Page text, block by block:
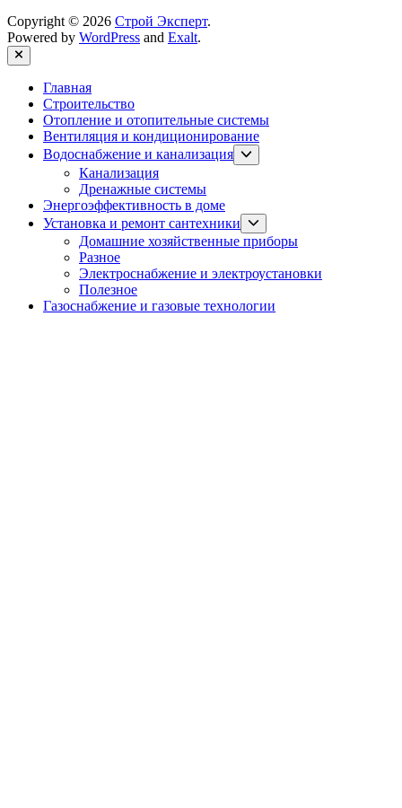
Copyright © 2026 Строй Эксперт.
Powered by WordPress and Exalt.
Close
Главная
Строительство
Отопление и отопительные системы
Вентиляция и кондиционирование
Водоснабжение и канализация
Show
sub
Канализация
Дренажные системы
Энергоэффективность в доме
Установка и ремонт сантехники
sub
menu
Домашние хозяйственные приборы
Разное
Электроснабжение и электроустановки
Полезное
Газоснабжение и газовые технологии